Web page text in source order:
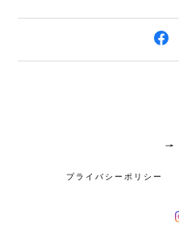
プライバシーポリシー